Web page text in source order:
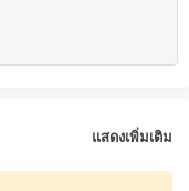
แสดงเพิ่มเติม